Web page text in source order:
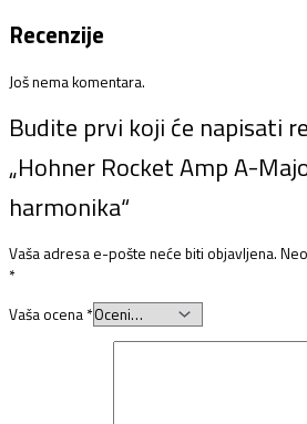
Recenzije
Još nema komentara.
Budite prvi koji će napisati
„Hohner Rocket Amp A-
harmonika“
Vaša adresa e-pošte neće biti objavljena.
*
Vaša ocena *